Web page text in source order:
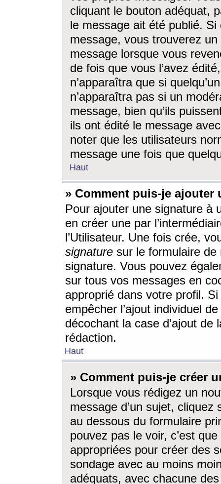
cliquant le bouton adéquat,
le message ait été publié. Si
message, vous trouverez
message lorsque vous
de fois que vous l’avez
n’apparaîtra que si
n’apparaîtra pas si un
message, bien qu’ils
ils ont édité le message
noter que les utilisateurs
message une fois que
Haut
» Comment puis-je ajouter
Pour ajouter une signature à
en créer une par
l’Utilisateur. Une fois crée,
signature sur le formulaire de
signature. Vous pouvez
sur tous vos messages en
approprié dans votre profil.
empêcher l’ajout individuel
décochant la case d’ajout
rédaction.
Haut
» Comment puis-je créer
Lorsque vous rédigez un
message d’un sujet, cliquez
au dessous du formulaire
pouvez pas le voir, c’est
appropriées pour créer des
sondage avec au moins
adéquats, avec chacune